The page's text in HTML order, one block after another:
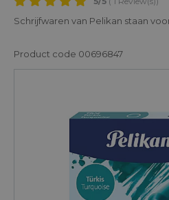
Schrijfwaren van Pelikan staan
Product code 00696847